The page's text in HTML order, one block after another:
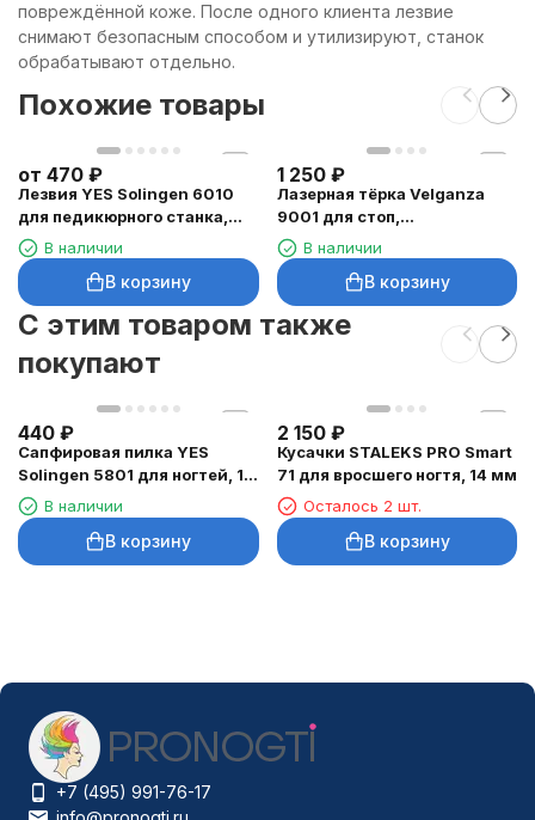
повреждённой коже. После одного клиента лезвие
снимают безопасным способом и утилизируют, станок
обрабатывают отдельно.
Похожие товары
от 470 ₽
Лезвия YES Solingen 6010
для педикюрного станка,
10–100 шт.
В наличии
В корзину
1 250 ₽
Лазерная тёрка Velganza
9001 для стоп,
двусторонняя
В наличии
В корзину
C этим товаром также
покупают
440 ₽
Сапфировая пилка YES
Solingen 5801 для ногтей, 10
см В наличии
В корзину
2 150 ₽
Кусачки STALEKS PRO Smart
71 для вросшего ногтя, 14 мм
Осталось 2 шт.
В корзину
+7 (495) 991-76-17